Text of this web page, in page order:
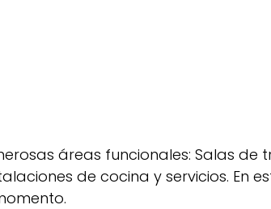
áreas funcionales: Salas
de cocina y servicios. En